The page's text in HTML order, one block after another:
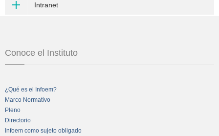
Intranet
Conoce el Instituto
¿Qué es el Infoem?
Marco Normativo
Pleno
Directorio
Infoem como sujeto obligado